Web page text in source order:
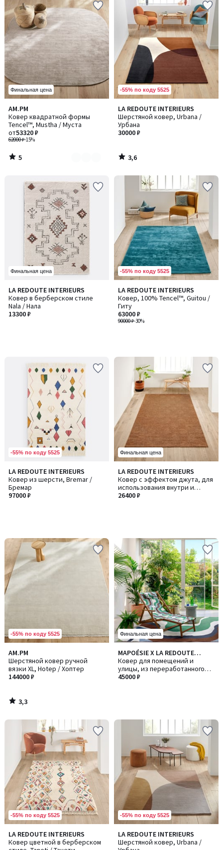
Финальная цена
AM.PM
Ковер квадратной формы
Tencel™, Mustha / Муста
62000 ₽-15%
от53320 ₽
5
/
5
Количество
цветов:
2
5
/
-55% по коду 5525
LA REDOUTE INTERIEURS
Шерстяной ковер, Urbana /
Урбана
30000 ₽
3,6
/ 5
3,6
/
Финальная цена
LA REDOUTE INTERIEURS
Ковер в берберском стиле
Nala / Нала
13300 ₽
-55% по коду 5525
LA REDOUTE INTERIEURS
Ковер, 100% Tencel™, Guitou /
Гиту
90000 ₽-30%
63000 ₽
-55% по коду 5525
LA REDOUTE INTERIEURS
Ковер из шерсти, Bremar /
Бремар
97000 ₽
Финальная цена
LA REDOUTE INTERIEURS
Ковер с эффектом джута, для
использования внутри и
снаружи помещений, EVITA /
26400 ₽
-55% по коду 5525
AM.PM
Шерстяной ковер ручной
вязки XL, Hotep / Хоптер
144000 ₽
3,3
/ 5
3,3
/
Финальная цена
MAPOÉSIE X LA REDOUTE
INTÉRIEURS
Ковер для помещений и
улицы, из переработанного
полиэстера
45000 ₽
-55% по коду 5525
LA REDOUTE INTERIEURS
Ковер цветной в берберском
4,5
/ 5
-55% по коду 5525
LA REDOUTE INTERIEURS
Шерстяной ковер, Urbana /
3,5
/ 5